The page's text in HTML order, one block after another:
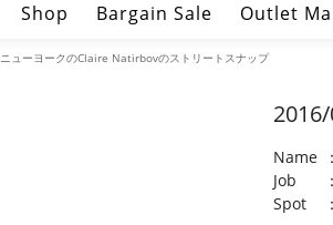
Shop Bargain Sale Outlet
ニューヨークのClaire Natirbovのストリートスナップ
Name
Job
Spot